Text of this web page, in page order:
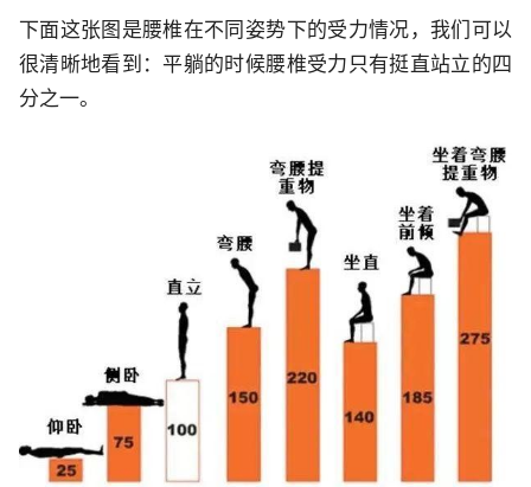
下面这张图是腰椎在不同姿势下的受力情况，我们可以
很清晰地看到：平躺的时候腰椎受力只有挺直站立的四
分之一。